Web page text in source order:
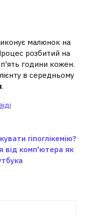
малюнок на
розбитий на
п'ять години кожен.
в середньому
.
гіпоглікемію?
від комп'ютера як